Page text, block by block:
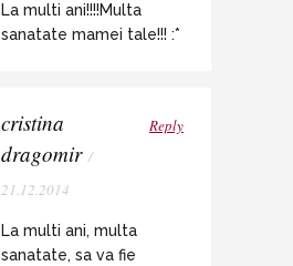
La multi ani!!!!Multa
sanatate mamei tale!!! :*
cristina
dragomir /
21.12.2014
Reply
La multi ani, multa
sanatate, sa va fie